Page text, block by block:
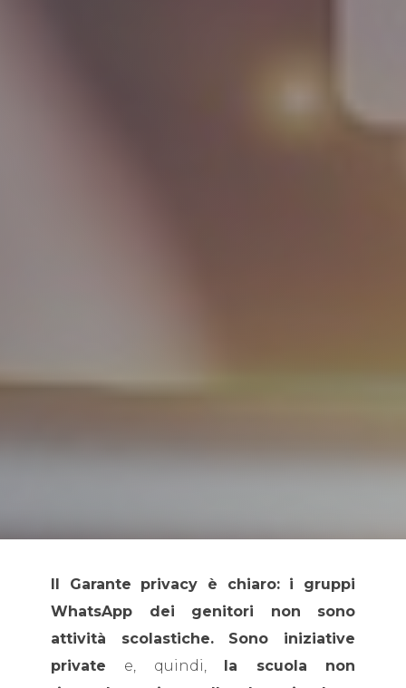
Il Garante privacy è chiaro: i gruppi
WhatsApp dei genitori non sono
attività scolastiche. Sono iniziative
private e, quindi, la scuola non